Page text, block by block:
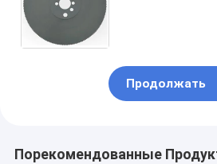
Продолжать
Порекомендованные